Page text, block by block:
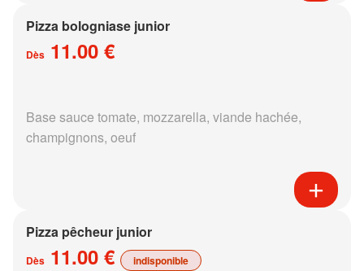
Pizza bologniase junior
Dès 11.00 €
Base sauce tomate, mozzarella, viande hachée,
champignons, oeuf
Pizza pêcheur junior
Dès 11.00 € indisponible